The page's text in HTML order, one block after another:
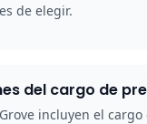
de elegir.
del cargo de
incluyen el